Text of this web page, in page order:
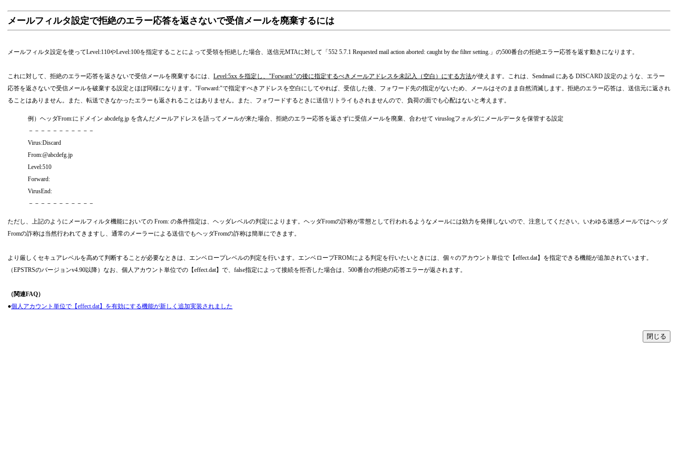
メールフィルタ設定で拒絶のエラー応答を返さないで受信メールを廃棄するには
メールフィルタ設定を使ってLevel:110やLevel:100を指定することによって受領を拒絶した場合、送信元MTAに対して「552 5.7.1 Requested mail action aborted: caught by the filter setting.」の500番台の拒絶エラー応答を返す動きになります。
これに対して、拒絶のエラー応答を返さないで受信メールを廃棄するには、 Level:5xx を指定し、"Forward:"の後に指定するべきメールアドレスを未記入（空白）にする方法が使えます。これは、Sendmail にある DISCARD 設定のような、エラー
応答を返さないで受信メールを破棄する設定とほぼ同様になります。"Forward:"で指定すべきアドレスを空白にしてやれば、受信した後、フォワード先の指定がないため、メールはそのまま自然消滅します。拒絶のエラー応答は、送信元に返され
ることはありません。また、転送できなかったエラーも返されることはありません。また、フォワードするときに送信リトライもされませんので、負荷の面でも心配はないと考えます。
例）ヘッダFrom:にドメイン abcdefg.jp を含んだメールアドレスを語ってメールが来た場合、拒絶のエラー応答を返さずに受信メールを廃棄、合わせて viruslogフォルダにメールデータを保管する設定
－－－－－－－－－－－
Virus:Discard
From:@abcdefg.jp
Level:510
Forward:
VirusEnd:
－－－－－－－－－－－
ただし、上記のようにメールフィルタ機能においての From: の条件指定は、ヘッダレベルの判定によります。ヘッダFromの詐称が常態として行われるようなメールには効力を発揮しないので、注意してください。いわゆる迷惑メールではヘッダ
Fromの詐称は当然行われてきますし、通常のメーラーによる送信でもヘッダFromの詐称は簡単にできます。
より厳しくセキュアレベルを高めて判断することが必要なときは、エンベロープレベルの判定を行います。エンベロープFROMによる判定を行いたいときには、個々のアカウント単位で【effect.dat】を指定できる機能が追加されています。
（EPSTRSのバージョンv4.90以降）なお、個人アカウント単位での【effect.dat】で、false指定によって接続を拒否した場合は、500番台の拒絶の応答エラーが返されます。
（関連FAQ）
●個人アカウント単位で【effect.dat】を有効にする機能が新しく追加実装されました